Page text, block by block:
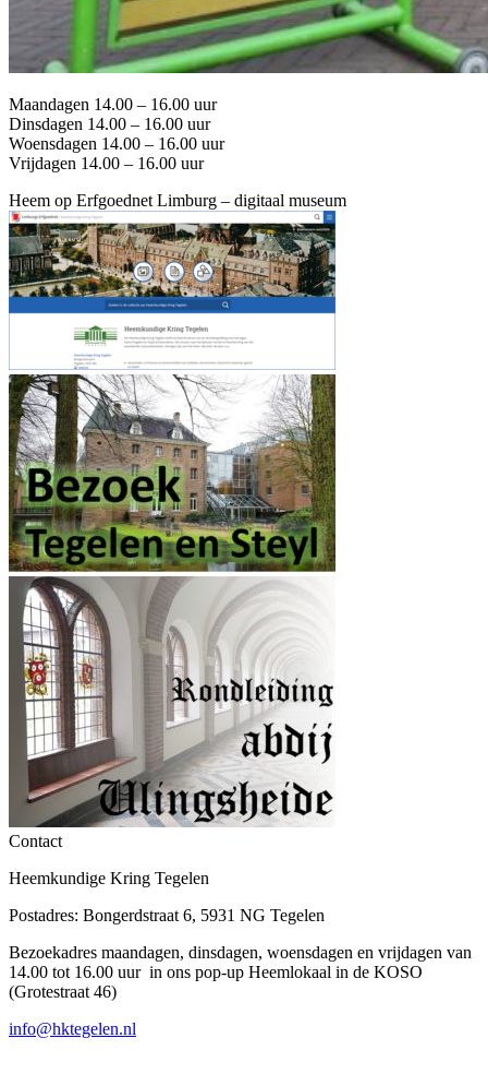
Maandagen 14.00 – 16.00 uur
Dinsdagen 14.00 – 16.00 uur
Woensdagen 14.00 – 16.00 uur
Vrijdagen 14.00 – 16.00 uur
Heem op Erfgoednet Limburg – digitaal museum
Contact
Heemkundige Kring Tegelen
Postadres: Bongerdstraat 6, 5931 NG Tegelen
Bezoekadres maandagen, dinsdagen, woensdagen en vrijdagen van
14.00 tot 16.00 uur in ons pop-up Heemlokaal in de KOSO
(Grotestraat 46)
info@hktegelen.nl